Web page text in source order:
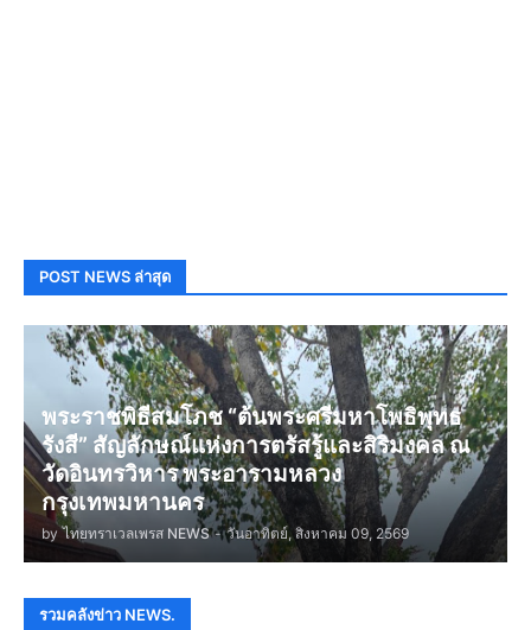
POST NEWS ล่าสุด
พระราชพิธีสมโภช “ต้นพระศรีมหาโพธิพุทธ
รังสี” สัญลักษณ์แห่งการตรัสรู้และสิริมงคล ณ
วัดอินทรวิหาร พระอารามหลวง
กรุงเทพมหานคร
by ไทยทราเวลเพรส NEWS - วันอาทิตย์, สิงหาคม 09, 2569
รวมคลังข่าว NEWS.